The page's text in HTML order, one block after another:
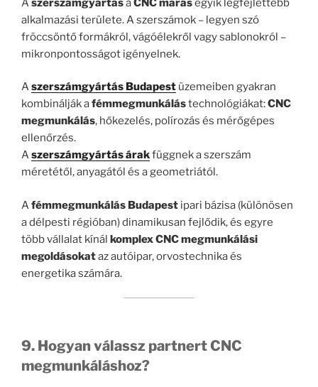
AszerszámgyártásaCNC marásegyik legfejlettebb
alkalmazási területe. A szerszámok – legyen szó
fröccsöntő formákról, vágóélekről vagy sablonokról –
mikronpontosságot igényelnek.
Aszerszámgyártás Budapest üzemeiben gyakran
kombinálják afémmegmunkálástechnológiákat:CNC
megmunkálás, hőkezelés, polírozás és mérőgépes
ellenőrzés.
Aszerszámgyártás árakfüggnek a szerszám
méretétől, anyagától és a geometriától.
Afémmegmunkálás Budapest ipari bázisa (különösen
a délpesti régióban) dinamikusan fejlődik, és egyre
több vállalat kínál komplex CNC megmunkálási
megoldásokataz autóipar, orvostechnika és
energetika számára.
9. Hogyan válassz partnert CNC
megmunkáláshoz?